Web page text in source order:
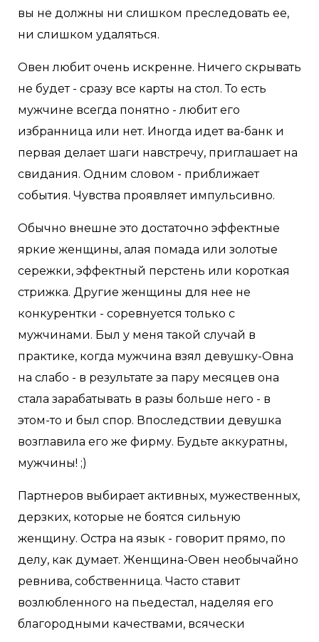
вы не должны ни слишком преследовать ее,
ни слишком удаляться.
Овен любит очень искренне. Ничего скрывать
не будет - сразу все карты на стол. То есть
мужчине всегда понятно - любит его
избранница или нет. Иногда идет ва-банк и
первая делает шаги навстречу, приглашает на
свидания. Одним словом - приближает
события. Чувства проявляет импульсивно.
Обычно внешне это достаточно эффектные
яркие женщины, алая помада или золотые
сережки, эффектный перстень или короткая
стрижка. Другие женщины для нее не
конкурентки - соревнуется только с
мужчинами. Был у меня такой случай в
практике, когда мужчина взял девушку-Овна
на слабо - в результате за пару месяцев она
стала зарабатывать в разы больше него - в
этом-то и был спор. Впоследствии девушка
возглавила его же фирму. Будьте аккуратны,
мужчины! ;)
Партнеров выбирает активных, мужественных,
дерзких, которые не боятся сильную
женщину. Остра на язык - говорит прямо, по
делу, как думает. Женщина-Овен необычайно
ревнива, собственница. Часто ставит
возлюбленного на пьедестал, наделяя его
благородными качествами, всячески